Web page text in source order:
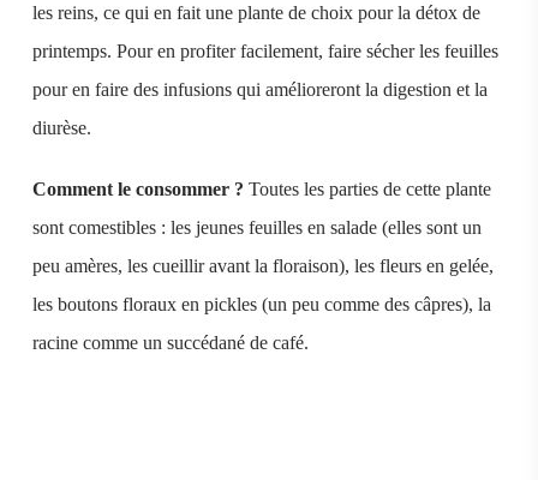
les reins, ce qui en fait une plante de choix pour la détox de
printemps. Pour en profiter facilement, faire sécher les feuilles
pour en faire des infusions qui amélioreront la digestion et la
diurèse.
Comment le consommer ? Toutes les parties de cette plante
sont comestibles : les jeunes feuilles en salade (elles sont un
peu amères, les cueillir avant la floraison), les fleurs en gelée,
les boutons floraux en pickles (un peu comme des câpres), la
racine comme un succédané de café.